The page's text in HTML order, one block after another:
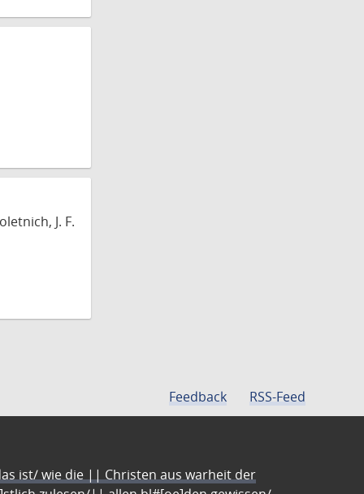
J. F.
Feedback RSS-Feed
ist/ wie die || Christen aus warheit der